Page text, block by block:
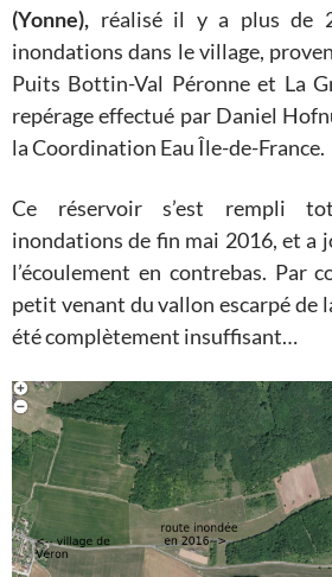
(Yonne), réalisé il y a plus de
inondations dans le village,
Puits Bottin-Val Péronne et La
repérage effectué par Daniel
la Coordination Eau Île-de-France.
Ce réservoir s’est rempli
inondations de fin mai 2016, et a
l’écoulement en contrebas. Par
petit venant du vallon escarpé de
été complètement insuffisant…